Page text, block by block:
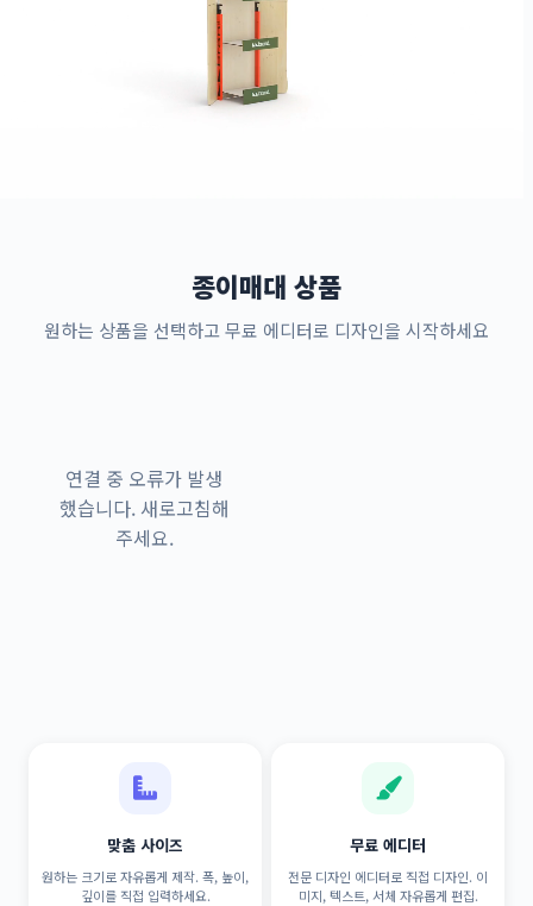
종이매대 상품
원하는 상품을 선택하고 무료 에디터로 디자인을 시작하세요
연결 중 오류가 발생
했습니다. 새로고침해
주세요.
맞춤 사이즈
원하는 크기로 자유롭게 제작. 폭, 높이,
깊이를 직접 입력하세요.
무료 에디터
전문 디자인 에디터로 직접 디자인. 이
미지, 텍스트, 서체 자유롭게 편집.